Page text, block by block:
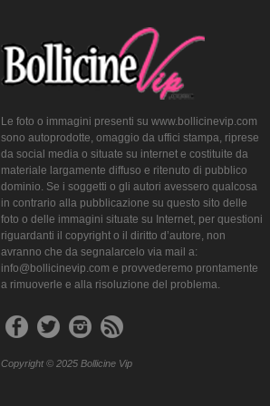
Le foto o immagini presenti su www.bollicinevip.com
sono autoprodotte, omaggio da uffici stampa, riprese
da social media o situate su internet e costituite da
materiale largamente diffuso e ritenuto di pubblico
dominio. Se i soggetti o gli autori avessero qualcosa
in contrario alla pubblicazione su questo sito delle
foto o delle immagini situate su Internet, per questioni
riguardanti il copyright o il diritto d’autore, non
avranno che da segnalarcelo via mail a:
info@bollicinevip.com e provvederemo prontamente
a rimuoverle e alla risoluzione del problema.
Copyright © 2025 Bollicine Vip